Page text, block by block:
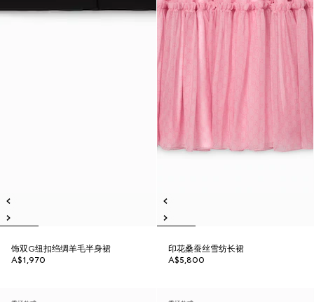
饰双G纽扣绉绸羊毛半身裙
A$1,970
印花桑蚕丝雪纺长裙
A$5,800